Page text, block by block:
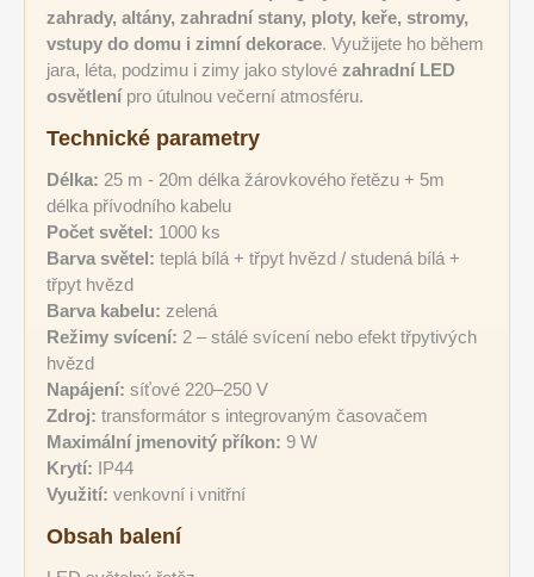
zahrady, altány, zahradní stany, ploty, keře, stromy,
vstupy do domu i zimní dekorace. Využijete ho během
jara, léta, podzimu i zimy jako stylové zahradní LED
osvětlenípro útulnou večerní atmosféru.
Technické parametry
Délka: 25 m - 20m délka žárovkového řetězu + 5m
délka přívodního kabelu
Počet světel: 1000 ks
Barva světel: teplá bílá + třpyt hvězd / studená bílá +
třpyt hvězd
Barva kabelu: zelená
Režimy svícení: 2 – stálé svícení nebo efekt třpytivých
hvězd
Napájení: síťové 220–250 V
Zdroj: transformátor s integrovaným časovačem
Maximální jmenovitý příkon: 9 W
Krytí: IP44
Využití: venkovní i vnitřní
Obsah balení